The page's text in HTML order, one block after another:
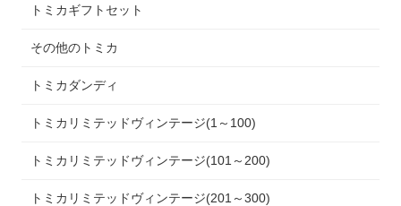
トミカギフトセット
その他のトミカ
トミカダンディ
トミカリミテッドヴィンテージ(1～100)
トミカリミテッドヴィンテージ(101～200)
トミカリミテッドヴィンテージ(201～300)